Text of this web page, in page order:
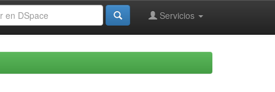
Servicios